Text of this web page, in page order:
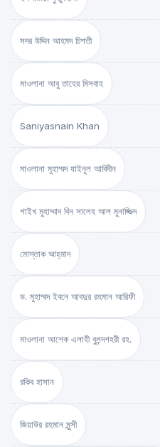
সদর উদ্দিন আহমদ চিশতী
মাওলানা আবু তাহের মিসবাহ
Saniyasnain Khan
মাওলানা মুহাম্মদ যাইনুল আবিদীন
শাইখ মুহাম্মাদ বিন সালেহ আল মুনাজ্জিদ
মোস্তাক আহ্‌মাদ
ড. মুহাম্মদ ইবনে আবদুর রহমান আরিফী
মাওলানা আশেক এলাহী বুলন্দশহরী রহ.
রকিব হাসান
জিয়াউর রহমান মুন্সী